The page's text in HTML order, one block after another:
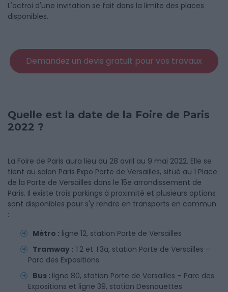
L'octroi d'une invitation se fait dans la limite des places
disponibles.
Demandez un devis gratuit pour vos travaux
Quelle est la date de la Foire de Paris
2022 ?
La Foire de Paris aura lieu du 28 avril au 9 mai 2022. Elle se
tient au salon Paris Expo Porte de Versailles, situé au 1 Place
de la Porte de Versailles dans le 15e arrondissement de
Paris. Il existe trois parkings à proximité et plusieurs options
sont disponibles pour s'y rendre en transports en commun
:
Métro : ligne 12, station Porte de Versailles
Tramway : T2 et T3a, station Porte de Versailles –
Parc des Expositions
Bus : ligne 80, station Porte de Versailles – Parc des
Expositions et ligne 39, station Desnouettes